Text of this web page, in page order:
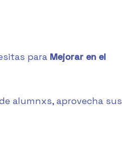
para Mejorar en el
alumnxs, aprovecha sus